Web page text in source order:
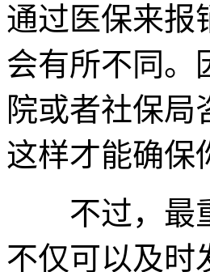
通过医保来报
会有所不同。
院或者社保
这样才能确保
不过，最重
不仅可以及时